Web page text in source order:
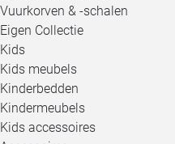
Vuurkorven & -schalen
Eigen Collectie
Kids
Kids meubels
Kinderbedden
Kindermeubels
Kids accessoires